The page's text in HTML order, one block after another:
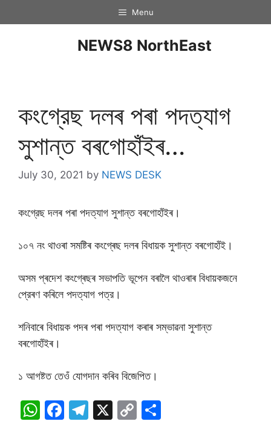
Menu
NEWS8 NorthEast
কংগ্রেছ দলৰ পৰা পদত্যাগ
সুশান্ত বৰগোহাঁইৰ…
July 30, 2021 by NEWS DESK
কংগ্রেছ দলৰ পৰা পদত্যাগ সুশান্ত বৰগোহাঁইৰ।
১০৭ নং থাওৰা সমষ্টিৰ কংগ্ৰেছ দলৰ বিধায়ক সুশান্ত বৰগোহাঁই।
অসম প্ৰদেশ কংগ্ৰেছৰ সভাপতি ভূপেন বৰালৈ থাওৰাৰ বিধায়কজনে
প্রেৰণ কৰিলে পদত্যাগ পত্র।
শনিবাৰে বিধায়ক পদৰ পৰা পদত্যাগ কৰাৰ সম্ভাৱনা সুশান্ত
বৰগোহাঁইৰ।
১ আগষ্টত তেওঁ যোগদান কৰিব বিজেপিত।
W F
T
X
C